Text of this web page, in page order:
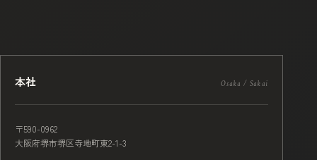
本社 Osaka / Sakai
〒590-0962
大阪府堺市堺区寺地町東2-1-3